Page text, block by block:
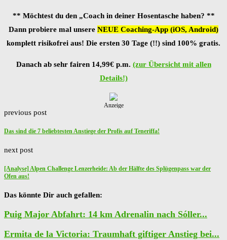
** Möchtest du den „Coach in deiner Hosentasche haben? **
Dann probiere mal unsere NEUE Coaching-App (iOS, Android)
komplett risikofrei aus! Die ersten 30 Tage (!!) sind 100% gratis.
Danach ab sehr fairen 14,99€ p.m. (zur Übersicht mit allen
Details!)
Anzeige
previous post
Das sind die 7 beliebtesten Anstiege der Profis auf Teneriffa!
next post
[Analyse] Alpen Challenge Lenzerheide: Ab der Hälfte des Splügenpass war der
Ofen aus!
Das könnte Dir auch gefallen:
Puig Major Abfahrt: 14 km Adrenalin nach Sóller...
Ermita de la Victoria: Traumhaft giftiger Anstieg bei...